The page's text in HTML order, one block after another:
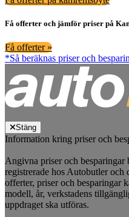
Få offerter och jämför priser på
Få offerter »
*Så beräknas priser och
Stäng
Information kring priser och
Angivna priser och besparingar
registrerade hos Autobutler
offerter, priser och besparingar
modell, år, verkstadens
uppdraget ska utföras.